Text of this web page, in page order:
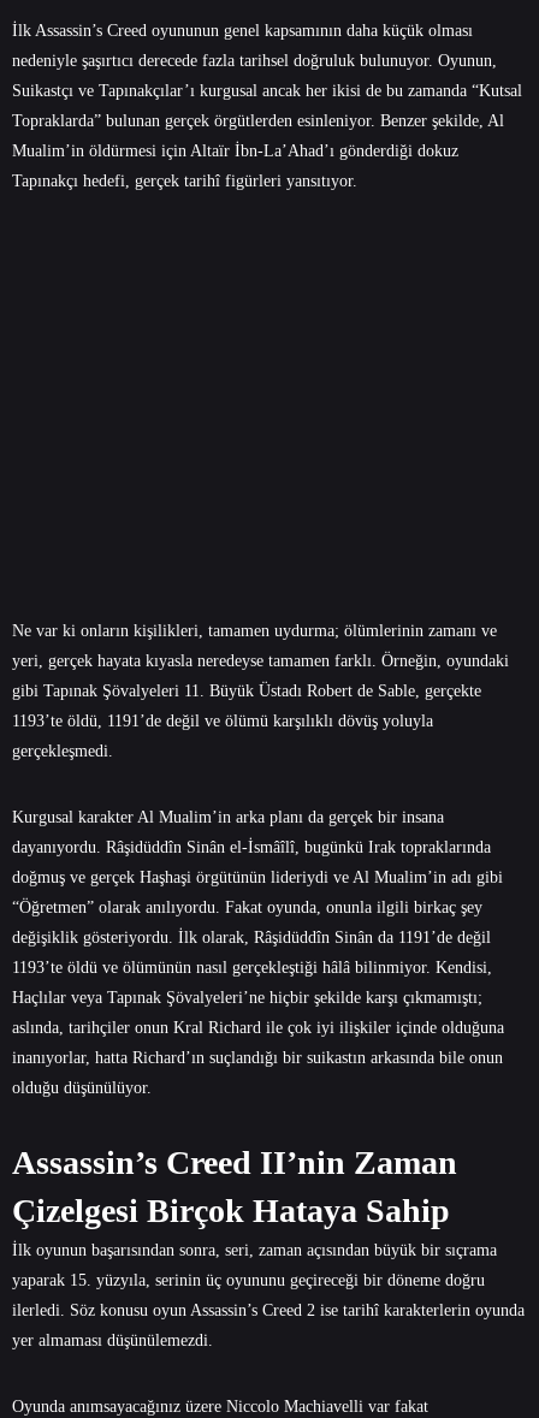
İlk Assassin’s Creed oyununun genel kapsamının daha küçük olması
nedeniyle şaşırtıcı derecede fazla tarihsel doğruluk bulunuyor. Oyunun,
Suikastçı ve Tapınakçılar’ı kurgusal ancak her ikisi de bu zamanda “Kutsal
Topraklarda” bulunan gerçek örgütlerden esinleniyor. Benzer şekilde, Al
Mualim’in öldürmesi için Altaïr İbn-La’Ahad’ı gönderdiği dokuz
Tapınakçı hedefi, gerçek tarihî figürleri yansıtıyor.
Ne var ki onların kişilikleri, tamamen uydurma; ölümlerinin zamanı ve
yeri, gerçek hayata kıyasla neredeyse tamamen farklı. Örneğin, oyundaki
gibi Tapınak Şövalyeleri 11. Büyük Üstadı Robert de Sable, gerçekte
1193’te öldü, 1191’de değil ve ölümü karşılıklı dövüş yoluyla
gerçekleşmedi.
Kurgusal karakter Al Mualim’in arka planı da gerçek bir insana
dayanıyordu. Râşidüddîn Sinân el-İsmâîlî, bugünkü Irak topraklarında
doğmuş ve gerçek Haşhaşi örgütünün lideriydi ve Al Mualim’in adı gibi
“Öğretmen” olarak anılıyordu. Fakat oyunda, onunla ilgili birkaç şey
değişiklik gösteriyordu. İlk olarak, Râşidüddîn Sinân da 1191’de değil
1193’te öldü ve ölümünün nasıl gerçekleştiği hâlâ bilinmiyor. Kendisi,
Haçlılar veya Tapınak Şövalyeleri’ne hiçbir şekilde karşı çıkmamıştı;
aslında, tarihçiler onun Kral Richard ile çok iyi ilişkiler içinde olduğuna
inanıyorlar, hatta Richard’ın suçlandığı bir suikastın arkasında bile onun
olduğu düşünülüyor.
Assassin’s Creed II’nin Zaman
Çizelgesi Birçok Hataya Sahip
İlk oyunun başarısından sonra, seri, zaman açısından büyük bir sıçrama
yaparak 15. yüzyıla, serinin üç oyununu geçireceği bir döneme doğru
ilerledi. Söz konusu oyun Assassin’s Creed 2 ise tarihî karakterlerin oyunda
yer almaması düşünülemezdi.
Oyunda anımsayacağınız üzere Niccolo Machiavelli var fakat